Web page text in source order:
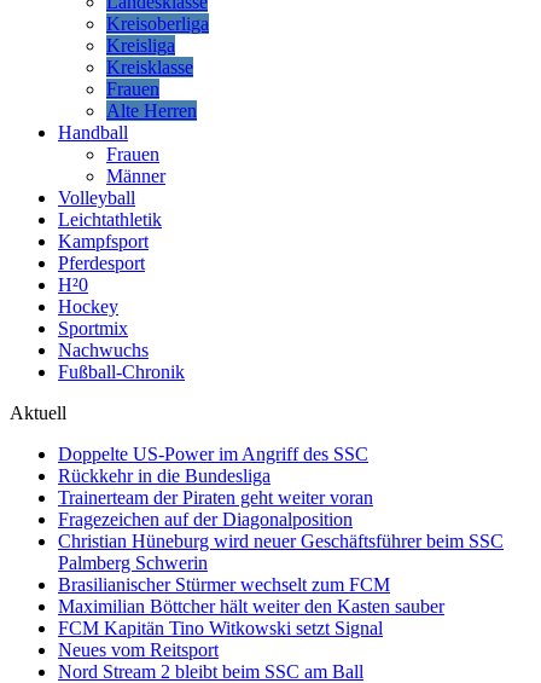
Kreisoberliga
Kreisliga
Kreisklasse
Frauen
Alte Herren
Handball
Frauen
Männer
Volleyball
Leichtathletik
Kampfsport
Pferdesport
H²0
Hockey
Sportmix
Nachwuchs
Fußball-Chronik
Aktuell
Doppelte US-Power im Angriff des SSC
Rückkehr in die Bundesliga
Trainerteam der Piraten geht weiter voran
Fragezeichen auf der Diagonalposition
Christian Hüneburg wird neuer Geschäftsführer beim SSC
Palmberg Schwerin
Brasilianischer Stürmer wechselt zum FCM
Maximilian Böttcher hält weiter den Kasten sauber
FCM Kapitän Tino Witkowski setzt Signal
Neues vom Reitsport
Nord Stream 2 bleibt beim SSC am Ball